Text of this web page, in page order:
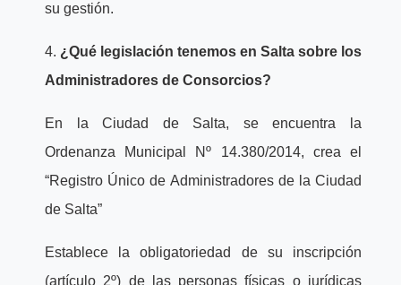
su gestión.
4. ¿Qué legislación tenemos en Salta sobre los
Administradores de Consorcios?
En la Ciudad de Salta, se encuentra la
Ordenanza Municipal Nº 14.380/2014, crea el
“Registro Único de Administradores de la Ciudad
de Salta”
Establece la obligatoriedad de su inscripción
(artículo 2º) de las personas físicas o jurídicas